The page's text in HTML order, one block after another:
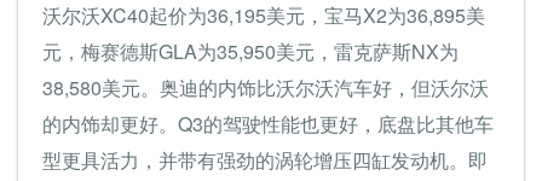
沃尔沃XC40起价为36,195美元，宝马X2为36,895美
元，梅赛德斯GLA为35,950美元，雷克萨斯NX为
38,580美元。奥迪的内饰比沃尔沃汽车好，但沃尔沃
的内饰却更好。Q3的驾驶性能也更好，底盘比其他车
型更具活力，并带有强劲的涡轮增压四缸发动机。即